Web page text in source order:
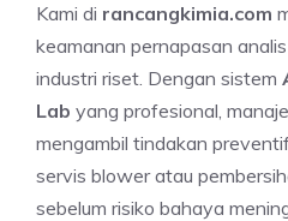
Kami di rancangkimia.com
keamanan pernapasan
industri riset. Dengan sistem
Lab yang profesional,
mengambil tindakan
servis blower atau
sebelum risiko bahaya